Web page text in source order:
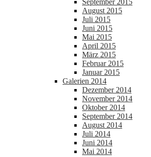
August 2015
Juli 2015
Juni 2015
Mai 2015
April 2015
März 2015
Februar 2015
Januar 2015
Galerien 2014
Dezember 2014
November 2014
Oktober 2014
September 2014
August 2014
Juli 2014
Juni 2014
Mai 2014